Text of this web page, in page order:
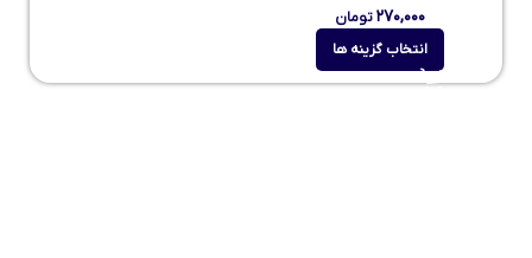
۲۷۰,۰۰۰تومان
انتخاب گزینه ها